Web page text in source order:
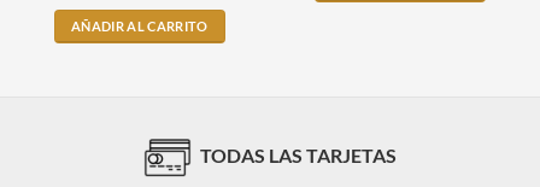
AÑADIR AL CARRITO
TODAS LAS TARJETAS